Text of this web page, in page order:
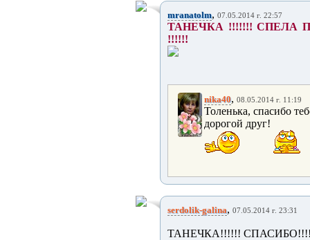
mranatolm, 07.05.2014 г. 22:57
ТАНЕЧКА !!!!!!! СПЕЛА
!!!!!!
nika40, 08.05.2014 г. 11:19
Толенька, спасибо
дорогой друг!
serdolik-galina, 07.05.2014 г. 23:31
ТАНЕЧКА!!!!!!